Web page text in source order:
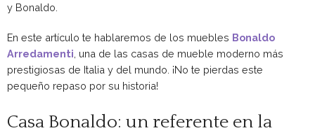
y Bonaldo.
En este artículo te hablaremos de los muebles Bonaldo
Arredamenti , una de las casas de mueble moderno más
prestigiosas de Italia y del mundo. ¡No te pierdas este
pequeño repaso por su historia!
Casa Bonaldo: un referente en la